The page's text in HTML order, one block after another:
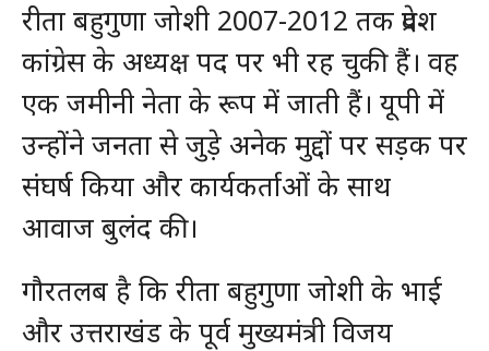
रीता बहुगुणा जोशी 2007-2012 तक प्रदेश
कांग्रेस के अध्यक्ष पद पर भी रह चुकी हैं। वह
एक जमीनी नेता के रूप में जाती हैं। यूपी में
उन्होंने जनता से जुड़े अनेक मुद्दों पर सड़क पर
संघर्ष किया और कार्यकर्ताओं के साथ
आवाज बुलंद की।
गौरतलब है कि रीता बहुगुणा जोशी के भाई
और उत्तराखंड के पूर्व मुख्यमंत्री विजय